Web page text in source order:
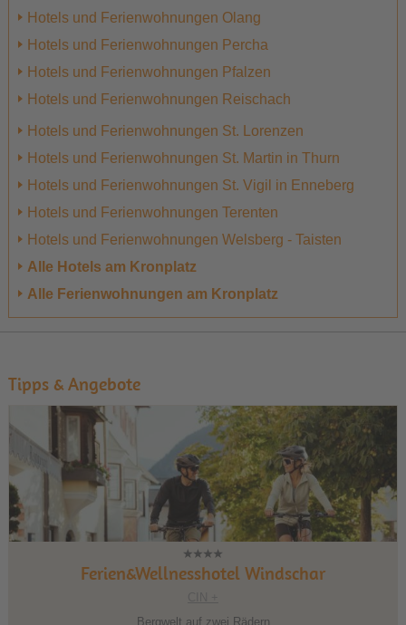
Hotels und Ferienwohnungen Olang
Hotels und Ferienwohnungen Percha
Hotels und Ferienwohnungen Pfalzen
Hotels und Ferienwohnungen Reischach
Hotels und Ferienwohnungen St. Lorenzen
Hotels und Ferienwohnungen St. Martin in Thurn
Hotels und Ferienwohnungen St. Vigil in Enneberg
Hotels und Ferienwohnungen Terenten
Hotels und Ferienwohnungen Welsberg - Taisten
Alle Hotels am Kronplatz
Alle Ferienwohnungen am Kronplatz
Tipps & Angebote
Ferien&Wellnesshotel Windschar
Bergwelt auf zwei Rädern
1 3